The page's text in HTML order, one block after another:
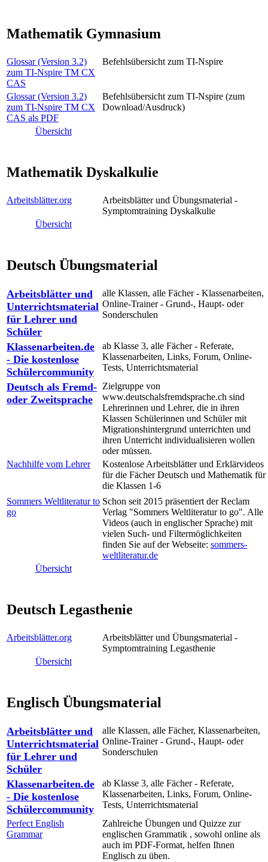
Mathematik Gymnasium
Glossar (Version 3.2)
zum TI-Nspire TM CX
CAS
Befehlsübersicht zum TI-Nspire
Glossar (Version 3.2)
zum TI-Nspire TM CX
CAS als PDF
Befehlsübersicht zum TI-Nspire (zum
Download/Ausdruck)
Übersicht
Mathematik Dyskalkulie
Arbeitsblätter.org
Arbeitsblätter und Übungsmaterial -
Symptomtraining Dyskalkulie
Übersicht
Deutsch Übungsmaterial
Arbeitsblätter und
Unterrichtsmaterial
für Lehrer und
Schüler
alle Klassen, alle Fächer - Klassenarbeiten,
Online-Trainer - Grund-, Haupt- oder
Sonderschulen
Klassenarbeiten.de
- Die kostenlose
Schülercommunity
ab Klasse 3, alle Fächer - Referate,
Klassenarbeiten, Links, Forum, Online-
Tests, Unterrichtsmaterial
Deutsch als Fremd-
oder Zweitsprache
Zielgruppe von
www.deutschalsfremdsprache.ch sind
Lehrerinnen und Lehrer, die in ihren
Klassen Schülerinnen und Schüler mit
Migrationshintergrund unterrichten und
ihren Unterricht individualisieren wollen
oder müssen.
Nachhilfe vom Lehrer
Kostenlose Arbeitsblätter und Erklärvideos
für die Fächer Deutsch und Mathematik für
die Klassen 1-6
Sommers Weltliteratur to
go
Schon seit 2015 präsentiert der Reclam
Verlag "Sommers Weltliteratur to go". Alle
Videos (auch in englischer Sprache) mit
vielen Such- und Filtermöglichkeiten
finden Sie auf der Webseite: sommers-
weltliteratur.de
Übersicht
Deutsch Legasthenie
Arbeitsblätter.org
Arbeitsblätter und Übungsmaterial -
Symptomtraining Legasthenie
Übersicht
Englisch Übungsmaterial
Arbeitsblätter und
Unterrichtsmaterial
für Lehrer und
Schüler
alle Klassen, alle Fächer, Klassenarbeiten,
Online-Trainer - Grund-, Haupt- oder
Sonderschulen
Klassenarbeiten.de
- Die kostenlose
Schülercommunity
ab Klasse 3, alle Fächer - Referate,
Klassenarbeiten, Links, Forum, Online-
Tests, Unterrichtsmaterial
Perfect English
Grammar
Zahlreiche Übungen und Quizze zur
englischen Grammatik , sowohl online als
auch im PDF-Format, helfen Ihnen
Englisch zu üben.